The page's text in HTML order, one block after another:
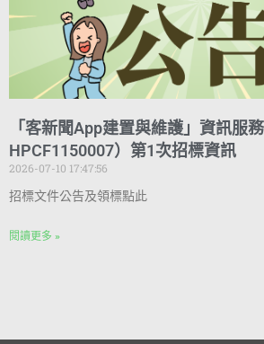
「客新聞App建置與維護」資訊服
HPCF1150007）第1次招標資訊
2026-07-10 17:47:56
招標文件公告及領標點此
閱讀更多 »